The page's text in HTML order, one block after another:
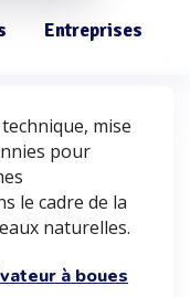
Entreprises
mise
pour
le cadre de la
naturelles.
à boues